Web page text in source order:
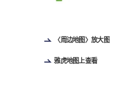
〈周边地图〉放大图
雅虎地图上查看